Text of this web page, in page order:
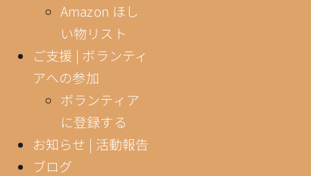
Amazon ほし
い物リスト
ご支援 | ボランティ
アへの参加
ボランティア
に登録する
お知らせ | 活動報告
ブログ